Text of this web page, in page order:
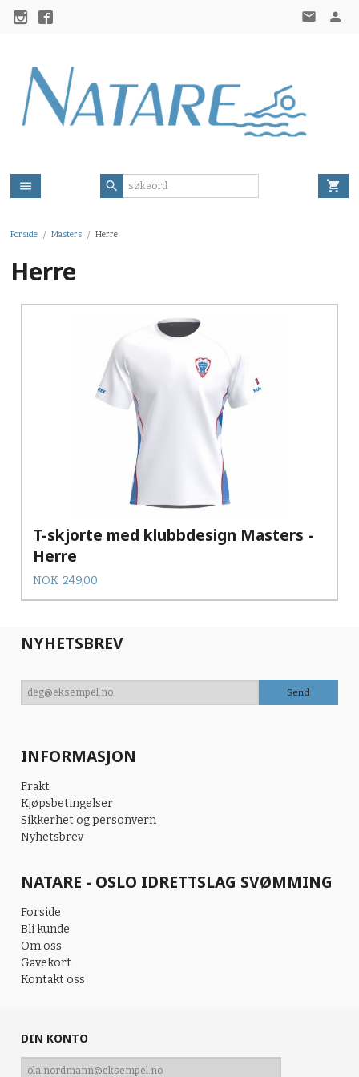
Forside Masters Herre
Herre
T-skjorte med klubbdesign Masters -
Herre
Pris
NOK 249,00
NYHETSBREV
INFORMASJON
Frakt
Kjøpsbetingelser
Sikkerhet og personvern
Nyhetsbrev
NATARE - OSLO IDRETTSLAG SVØMMING
Forside
Bli kunde
Om oss
Gavekort
Kontakt oss
DIN KONTO